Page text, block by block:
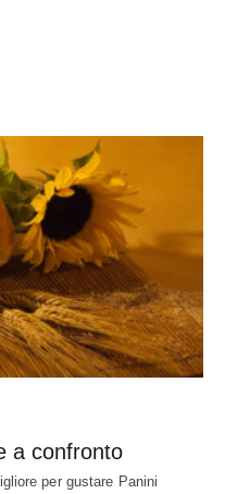
a confronto
per gustare Panini